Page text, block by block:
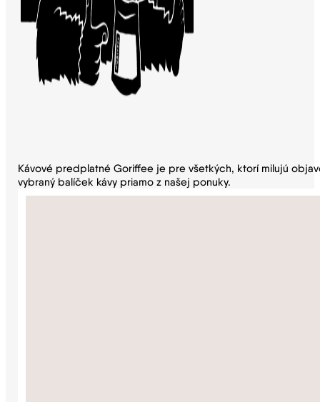
Kávové predplatné Goriffee je pre všetkých, ktorí milujú
vybraný balíček kávy priamo z našej ponuky.